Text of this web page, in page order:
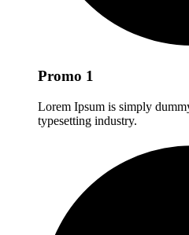
Promo 1
Lorem Ipsum is simply
typesetting industry.